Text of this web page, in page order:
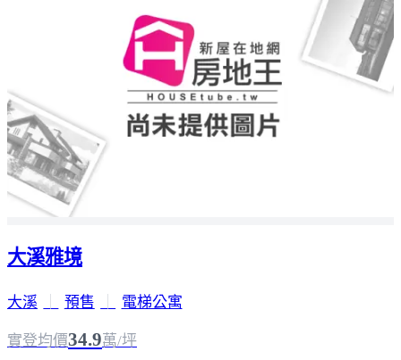
大溪雅境
大溪 預售 電梯公寓
實登均價34.9萬/坪